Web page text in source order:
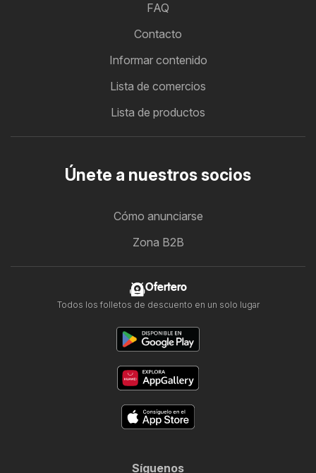
FAQ
Contacto
Informar contenido
Lista de comercios
Lista de productos
Únete a nuestros socios
Cómo anunciarse
Zona B2B
Ofertero
Todos los folletos de descuento en un solo lugar
Síguenos